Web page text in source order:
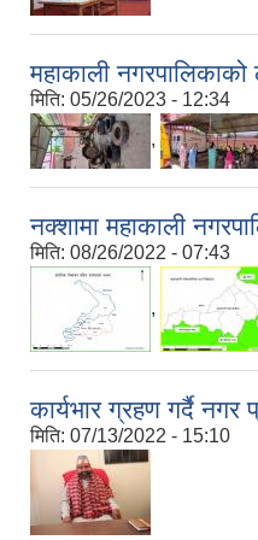
महाकाली
मिति: 05/26/2023 - 12:34
,
नक्शामा महाकाली
मिति: 08/26/2022 - 07:43
,
कार्यभार ग्रहण गर्दै
मिति: 07/13/2022 - 15:10